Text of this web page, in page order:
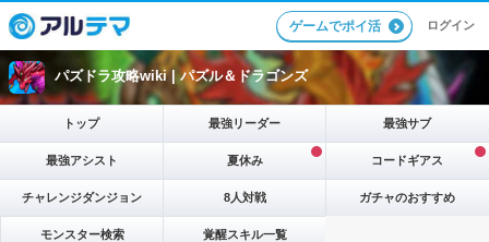
ゲームでポイ活 ログイン
パズドラ攻略wiki |パズル＆ドラゴンズ
トップ 最強リーダー 最強サブ
最強アシスト 夏休み コードギアス
チャレンジダンジョン 8人対戦 ガチャのおすすめ
モンスター検索 覚醒スキル一覧